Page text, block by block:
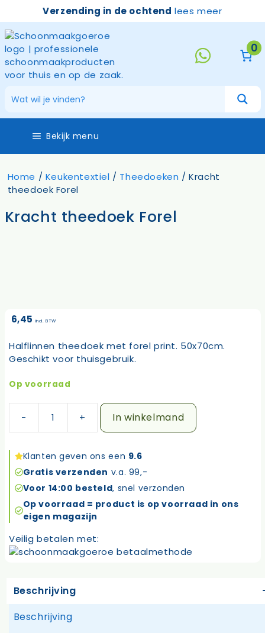
de
inhoud
Verzending in de ochtend lees meer
0
Bekijk menu
Home / Keukentextiel / Theedoeken / Kracht
theedoek Forel
Kracht theedoek Forel
6,45 incl. BTW
Halflinnen theedoek met forel print. 50x70cm.
Geschikt voor thuisgebruik.
Op voorraad
Kracht
theedoek
aantal
In winkelmand
Klanten geven ons een 9.6
Gratis verzenden v.a. 99,-
Voor 14:00 besteld, snel verzonden
Op voorraad = product is op voorraad in ons
eigen magazijn
Veilig betalen met:
Beschrijving
Beschrijving